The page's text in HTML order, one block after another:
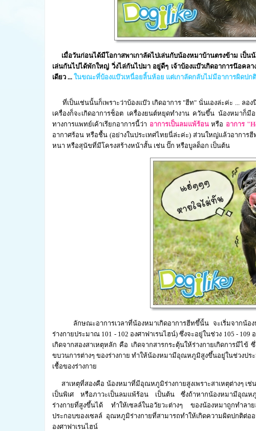
เมื่อวันก่อนได้มีโอกาสพาเกาลัดไปเล่นกับน้องหมาบ้านตรงข้าม เป็
เล่นกันไปได้พักใหญ่ วิ่งไล่กันไปมา อยู่ดีๆ เจ้าบ้องแบ๊วเกิดอาการน๊อค
เดียว ... ในขณะที่บ้องแบ๊วเหนื่อยลิ้นห้อย แต่เกาลัดกลับไม่มีอาการผิดปกติ
ที่เป็นเช่นนั้นก็เพราะว่าบ้องแบ๊ว เกิดอาการ "ฮีท" นั่นเองล่ะค่ะ ... ลอ
เครื่องก็จะเกิดอาการช็อต เครื่องยนต์หยุดทำงาน ควันขึ้น น้องหมาก็
ทางการแพทย์เค้าเรียกอาการนี้ว่า อาการเป็นลมแพ้ร้อนหรือ อาการ "
อากาศร้อน หรือชื้น (อย่างในประเทศไทยนี่ล่ะค่ะ) ส่วนใหญ่แล้วอากา
หนา หรือสุนัขที่มีโครงสร้างหน้าสั้น เช่น ปั๊ก หรือบูลด็อก เป็นต้น
ลักษณะอาการเวลาที่น้องหมาเกิดอาการฮีทขึ้นั้น จะเริ่มจากน้อ
ร่างกายประมาณ 101 - 102 องศาฟาเรนไฮน์) ซึ่งจะอยู่ในช่วง 105 -
เกิดจากสองสาเหตุหลัก คือ เกิดจากสารกระตุ้นให้ร่างกายเกิดการมีไข้
ขบวนการต่างๆ ของร่างกาย ทำให้น้องหมามีอุณหภูมิสูงขึ้นอยู่ในช่วงป
เชื้อของร่างกาย
สาเหตุที่สองคือ น้องหมาที่มีอุณหภูมิร่างกายสูงเพราะสาเหตุต่างๆ เช่
เป็นพิเศ หรือภาวะเป็นลมแพ้ร้อน เป็นต้น ซึ่งถ้าหากน้องหมามีอุณห
ร่างกายที่สูงขึ้นได้ ทำให้เซลล์ในอวัยวะต่างๆ ของน้องหมาถูกทำลา
ประกอบของเซลล์ อุณหภูมิร่างกายที่สามารถทำให้เกิดความผิดปกติต่อ
องศาฟาเรนไฮน์